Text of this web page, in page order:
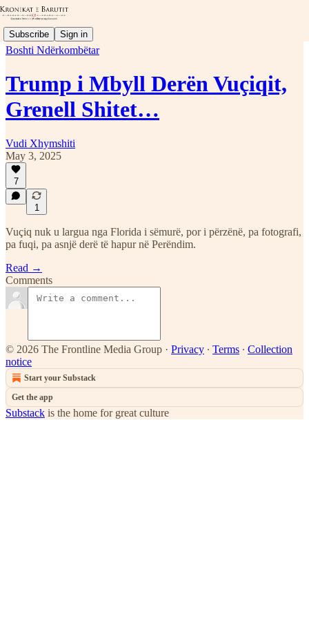
Subscribe Sign in
Boshti Ndërkombëtar
Trump i Mbyll Derën Vuçiqit,
Grenell Shitet…
Vudi Xhymshiti
May 3, 2025
7
1
Vuçiq nuk u largua nga Florida i sëmurë, por i përzënë, pa fotografi,
pa fuqi, pa asnjë derë të hapur në Perëndim.
Read →
Comments
© 2026 The Frontline Media Group · Privacy ∙ Terms ∙ Collection
notice
Start your Substack
Get the app
Substack is the home for great culture